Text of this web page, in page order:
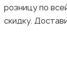
розницу по
скидку.